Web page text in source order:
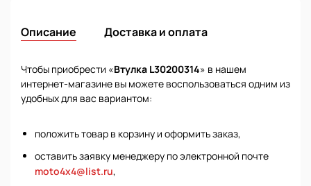
Описание Доставка и оплата
Чтобы приобрести «Втулка L30200314» в нашем
интернет-магазине вы можете воспользоваться одним из
удобных для вас вариантом:
положить товар в корзину и оформить заказ,
оставить заявку менеджеру по электронной почте
moto4x4@list.ru,